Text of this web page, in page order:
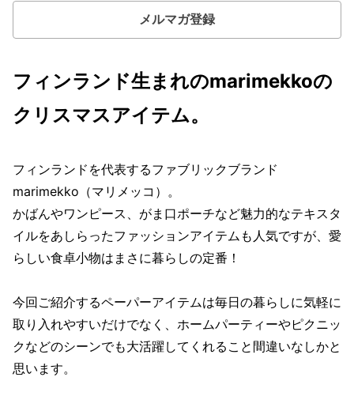
メルマガ登録
フィンランド生まれのmarimekkoの
クリスマスアイテム。
フィンランドを代表するファブリックブランド
marimekko（マリメッコ）。
かばんやワンピース、がま口ポーチなど魅力的なテキスタ
イルをあしらったファッションアイテムも人気ですが、愛
らしい食卓小物はまさに暮らしの定番！
今回ご紹介するペーパーアイテムは毎日の暮らしに気軽に
取り入れやすいだけでなく、ホームパーティーやピクニッ
クなどのシーンでも大活躍してくれること間違いなしかと
思います。